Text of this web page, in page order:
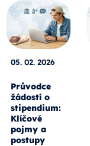
05. 02. 2026
Průvodce
žádostí o
stipendium:
Klíčové
pojmy a
postupy